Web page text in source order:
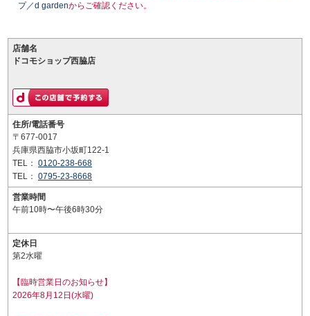
プ／d gardenからご確認ください。
店舗名
ドコモショップ西脇店
住所/電話番号
〒677-0017
兵庫県西脇市小坂町122-1
TEL： 0120-238-668
TEL： 0795-23-8668
営業時間
午前10時〜午後6時30分
定休日
第2水曜
【臨時営業日のお知らせ】
2026年8月12日(水曜)